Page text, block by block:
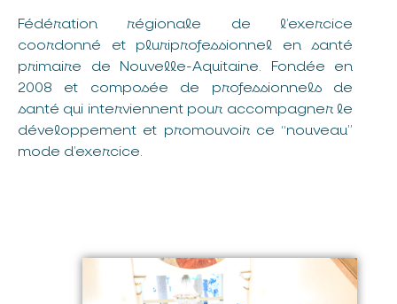
Fédération régionale de l’exercice
coordonné et pluriprofessionnel en santé
primaire de Nouvelle-Aquitaine. Fondée en
2008 et composée de professionnels de
santé qui interviennent pour accompagner le
développement et promouvoir ce “nouveau”
mode d’exercice.